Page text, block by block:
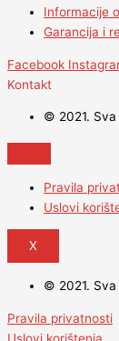
Informacije
Garancija i
Facebook
Kontakt
© 2021. Sva
Pravila
Uslovi
X
© 2021. Sva
Pravila privatnosti
Uslovi korištenja